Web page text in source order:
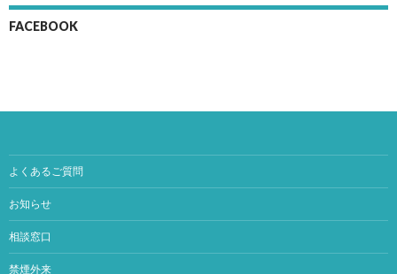
FACEBOOK
よくあるご質問
お知らせ
相談窓口
禁煙外来